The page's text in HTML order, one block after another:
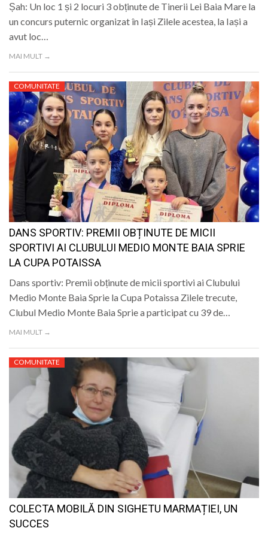
Șah: Un loc 1 și 2 locuri 3 obținute de Tinerii Lei Baia Mare la
un concurs puternic organizat în Iași Zilele acestea, la Iași a
avut loc…
MAI MULT →
COMUNITATE
DANS SPORTIV: PREMII OBȚINUTE DE MICII
SPORTIVI AI CLUBULUI MEDIO MONTE BAIA SPRIE
LA CUPA POTAISSA
Dans sportiv: Premii obținute de micii sportivi ai Clubului
Medio Monte Baia Sprie la Cupa Potaissa Zilele trecute,
Clubul Medio Monte Baia Sprie a participat cu 39 de…
MAI MULT →
COMUNITATE
COLECTA MOBILĂ DIN SIGHETU MARMAȚIEI, UN
SUCCES